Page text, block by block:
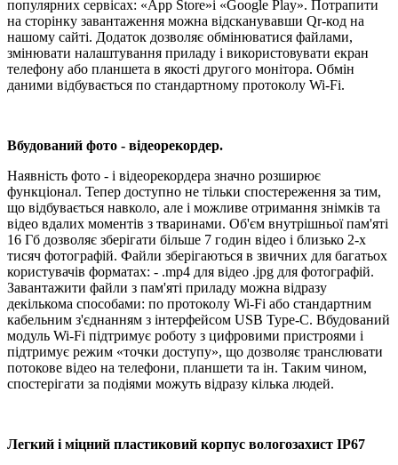
популярних сервісах: «App Store»і «Google Play». Потрапити
на сторінку завантаження можна відсканувавши Qr-код на
нашому сайті. Додаток дозволяє обмінюватися файлами,
змінювати налаштування приладу і використовувати екран
телефону або планшета в якості другого монітора. Обмін
даними відбувається по стандартному протоколу Wi-Fi.
Вбудований фото - відеорекордер.
Наявність фото - і відеорекордера значно розширює
функціонал. Тепер доступно не тільки спостереження за тим,
що відбувається навколо, але і можливе отримання знімків та
відео вдалих моментів з тваринами. Об'єм внутрішньої пам'яті
16 Гб дозволяє зберігати більше 7 годин відео і близько 2-х
тисяч фотографій. Файли зберігаються в звичних для багатьох
користувачів форматах: - .mp4 для відео .jpg для фотографій.
Завантажити файли з пам'яті приладу можна відразу
декількома способами: по протоколу Wi-Fi або стандартним
кабельним з'єднанням з інтерфейсом USB Type-C. Вбудований
модуль Wi-Fi підтримує роботу з цифровими пристроями і
підтримує режим «точки доступу», що дозволяє транслювати
потокове відео на телефони, планшети та ін. Таким чином,
спостерігати за подіями можуть відразу кілька людей.
Легкий і міцний пластиковий корпус вологозахист IP67